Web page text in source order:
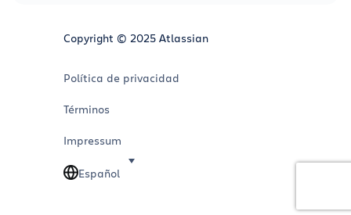
Copyright © 2025 Atlassian
Política de privacidad
Términos
Impressum